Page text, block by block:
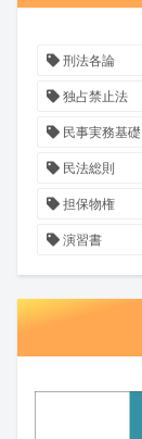
刑法各論
独占禁止法
民事実務基礎
民法総則
担保物権
演習書